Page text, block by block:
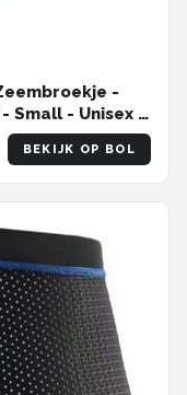
-
Small - Unisex -
- Bilpijn bij
BEKIJK OP BOL